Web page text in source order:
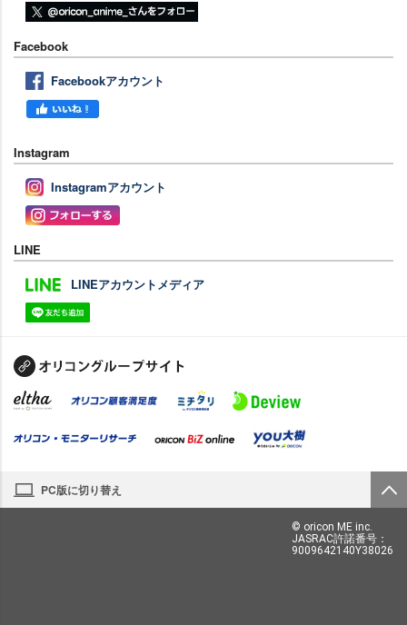
Facebook
Facebookアカウント
Instagram
Instagramアカウント
LINE
LINEアカウントメディア
PC版に切り替え
© oricon ME inc.
JASRAC許諾番号：
9009642140Y38026